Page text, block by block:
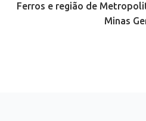
Ferros e região de
Minas